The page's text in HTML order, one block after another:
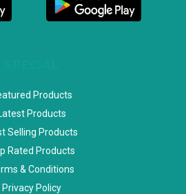
Products
Products
Selling Products
Rated Products
& Conditions
Privacy Policy